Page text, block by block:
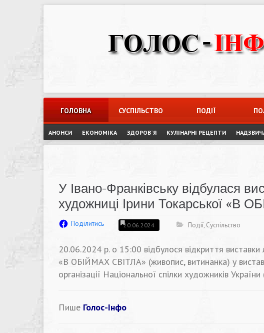
ГОЛОВНА СУСПІЛЬСТВО ПОДІЇ
АНОНСИ ЕКОНОМІКА ЗДОРОВ`Я КУЛІНАРНІ РЕЦЕПТИ
У Івано-Франківську відбулася
художниці Ірини Токарської «В
Поділитись 20.06.2024 Події, Суспільство
20.06.2024 р. о 15:00 відбулося відкриття виставки
«В ОБІЙМАХ СВІТЛА» (живопис, витинанка) у
організації Національної спілки художників України
Пише Голос-Інфо